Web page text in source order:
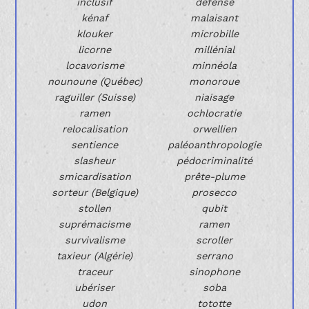
inclusif
kénaf
klouker
licorne
locavorisme
nounoune (Québec)
raguiller (Suisse)
ramen
relocalisation
sentience
slasheur
smicardisation
sorteur (Belgique)
stollen
suprémacisme
survivalisme
taxieur (Algérie)
traceur
ubériser
udon
défense
malaisant
microbille
millénial
minnéola
monoroue
niaisage
ochlocratie
orwellien
paléoanthropologie
pédocriminalité
prête-plume
prosecco
qubit
ramen
scroller
serrano
sinophone
soba
tototte